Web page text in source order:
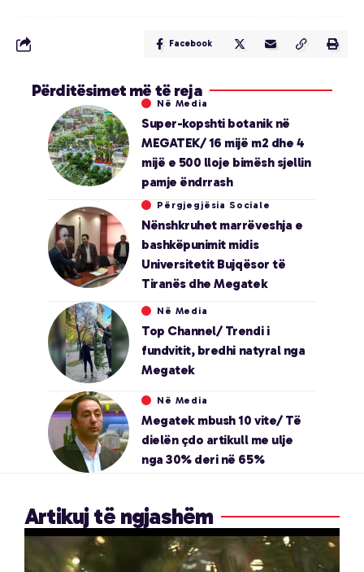
Facebook
Përditësimet më të reja
Në Media
Super-kopshti botanik në
MEGATEK/ 16 mijë m2 dhe 4
mijë e 500 lloje bimësh sjellin
pamje ëndrrash
Përgjegjësia Sociale
Nënshkruhet marrëveshja e
bashkëpunimit midis
Universitetit Bujqësor të
Tiranës dhe Megatek
Në Media
Top Channel/ Trendi i
fundvitit, bredhi natyral nga
Megatek
Në Media
Megatek mbush 10 vite/ Të
dielën çdo artikull me ulje
nga 30% deri në 65%
Artikuj të ngjashëm